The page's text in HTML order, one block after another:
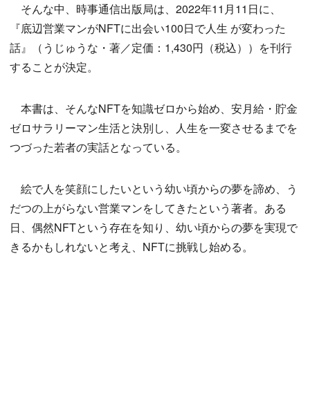
そんな中、時事通信出版局は、2022年11月11日に、
『底辺営業マンがNFTに出会い100日で人生 が変わった
話』（うじゅうな・著／定価：1,430円（税込））を刊行
することが決定。
本書は、そんなNFTを知識ゼロから始め、安月給・貯金
ゼロサラリーマン生活と決別し、人生を一変させるまでを
つづった若者の実話となっている。
絵で人を笑顔にしたいという幼い頃からの夢を諦め、う
だつの上がらない営業マンをしてきたという著者。ある
日、偶然NFTという存在を知り、幼い頃からの夢を実現で
きるかもしれないと考え、NFTに挑戦し始める。